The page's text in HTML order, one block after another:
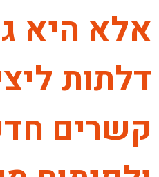
אלא היא
דלתות
קשרים